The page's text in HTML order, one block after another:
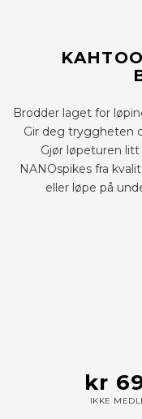
Brodder laget for
Gir deg tryggheten
Gjør løpeturen
NANOspikes fra
eller løpe på
kr
IKKE